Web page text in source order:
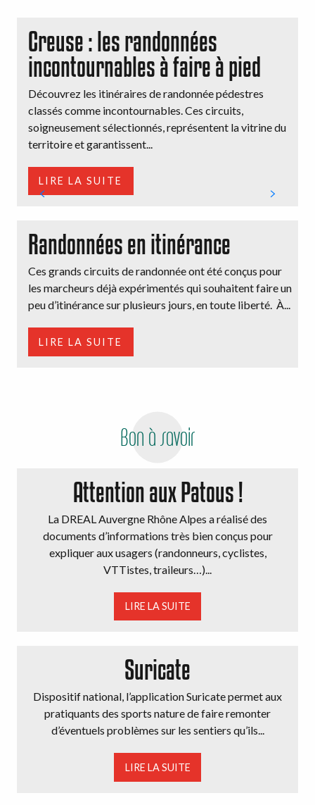
Creuse : les randonnées
incontournables à faire à pied
Découvrez les itinéraires de randonnée pédestres
classés comme incontournables. Ces circuits,
soigneusement sélectionnés, représentent la vitrine du
territoire et garantissent...
LIRE LA SUITE
Randonnées en itinérance
Ces grands circuits de randonnée ont été conçus pour
les marcheurs déjà expérimentés qui souhaitent faire un
peu d’itinérance sur plusieurs jours, en toute liberté. À...
LIRE LA SUITE
Bon à savoir
Attention aux Patous !
La DREAL Auvergne Rhône Alpes a réalisé des
documents d’informations très bien conçus pour
expliquer aux usagers (randonneurs, cyclistes,
VTTistes, traileurs…)...
LIRE LA SUITE
Suricate
Dispositif national, l’application Suricate permet aux
pratiquants des sports nature de faire remonter
d’éventuels problèmes sur les sentiers qu’ils...
LIRE LA SUITE